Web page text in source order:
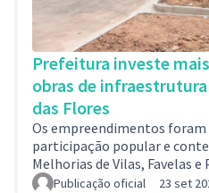
Prefeitura investe
obras de
das Flores
Os empreendimentos
participação popular e
Melhorias de Vilas, Favelas
Contagem trabalha todo dia
Publicação oficial 23 set